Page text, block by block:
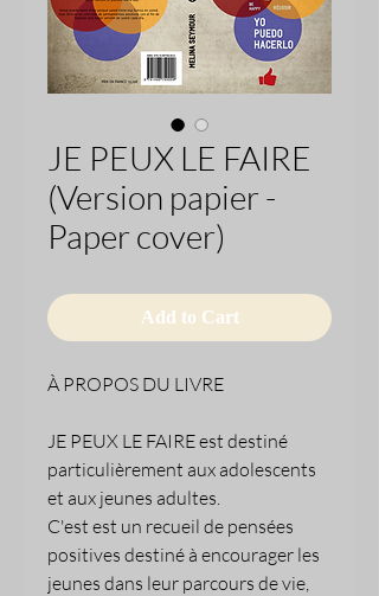
JE PEUX LE FAIRE
(Version papier -
Paper cover)
Add to Cart
À PROPOS DU LIVRE
JE PEUX LE FAIRE est destiné
particulièrement aux adolescents
et aux jeunes adultes.
C'est est un recueil de pensées
positives destiné à encourager les
jeunes dans leur parcours de vie,